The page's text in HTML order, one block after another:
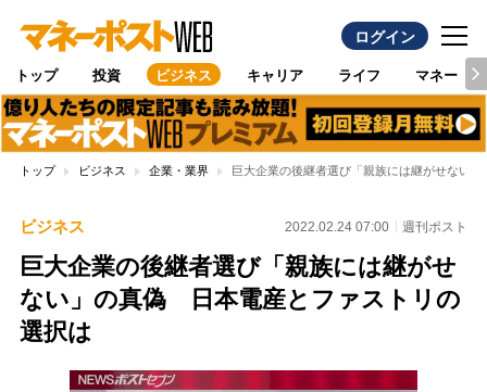
ログイン
トップ 投資 ビジネス キャリア ライフ マネー
トップ ビジネス 企業・業界 巨大企業の後継者選び「親族には継がせない
ビジネス 2022.02.24 07:00 週刊ポスト
巨大企業の後継者選び「親族には継がせ
ない」の真偽 日本電産とファストリの
選択は